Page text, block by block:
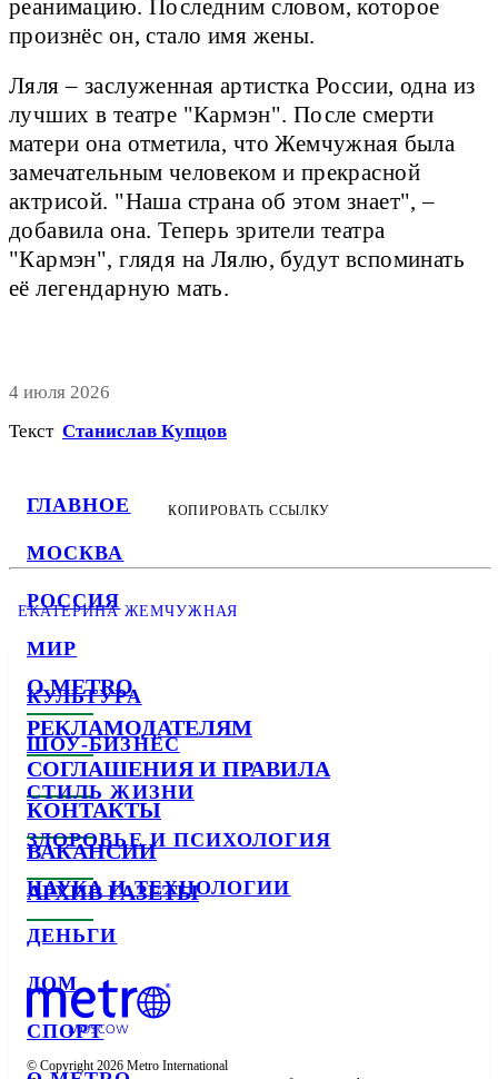
ГЛАВНОЕ
МОСКВА
РОССИЯ
МИР
КУЛЬТУРА
ШОУ-БИЗНЕС
СТИЛЬ ЖИЗНИ
ЗДОРОВЬЕ И ПСИХОЛОГИЯ
НАУКА И ТЕХНОЛОГИИ
ДЕНЬГИ
ДОМ
СПОРТ
реанимацию. Последним словом, которое
произнёс он, стало имя жены.
Ляля – заслуженная артистка России, одна из
лучших в театре "Кармэн". После смерти
матери она отметила, что Жемчужная была
замечательным человеком и прекрасной
актрисой. "Наша страна об этом знает", –
добавила она. Теперь зрители театра
"Кармэн", глядя на Лялю, будут вспоминать
её легендарную мать.
4 июля 2026
Текст Станислав Купцов
КОПИРОВАТЬ ССЫЛКУ
ЕКАТЕРИНА ЖЕМЧУЖНАЯ
О METRO
РЕКЛАМОДАТЕЛЯМ
СОГЛАШЕНИЯ И ПРАВИЛА
КОНТАКТЫ
ВАКАНСИИ
АРХИВ ГАЗЕТЫ
© Copyright 2026 Metro International